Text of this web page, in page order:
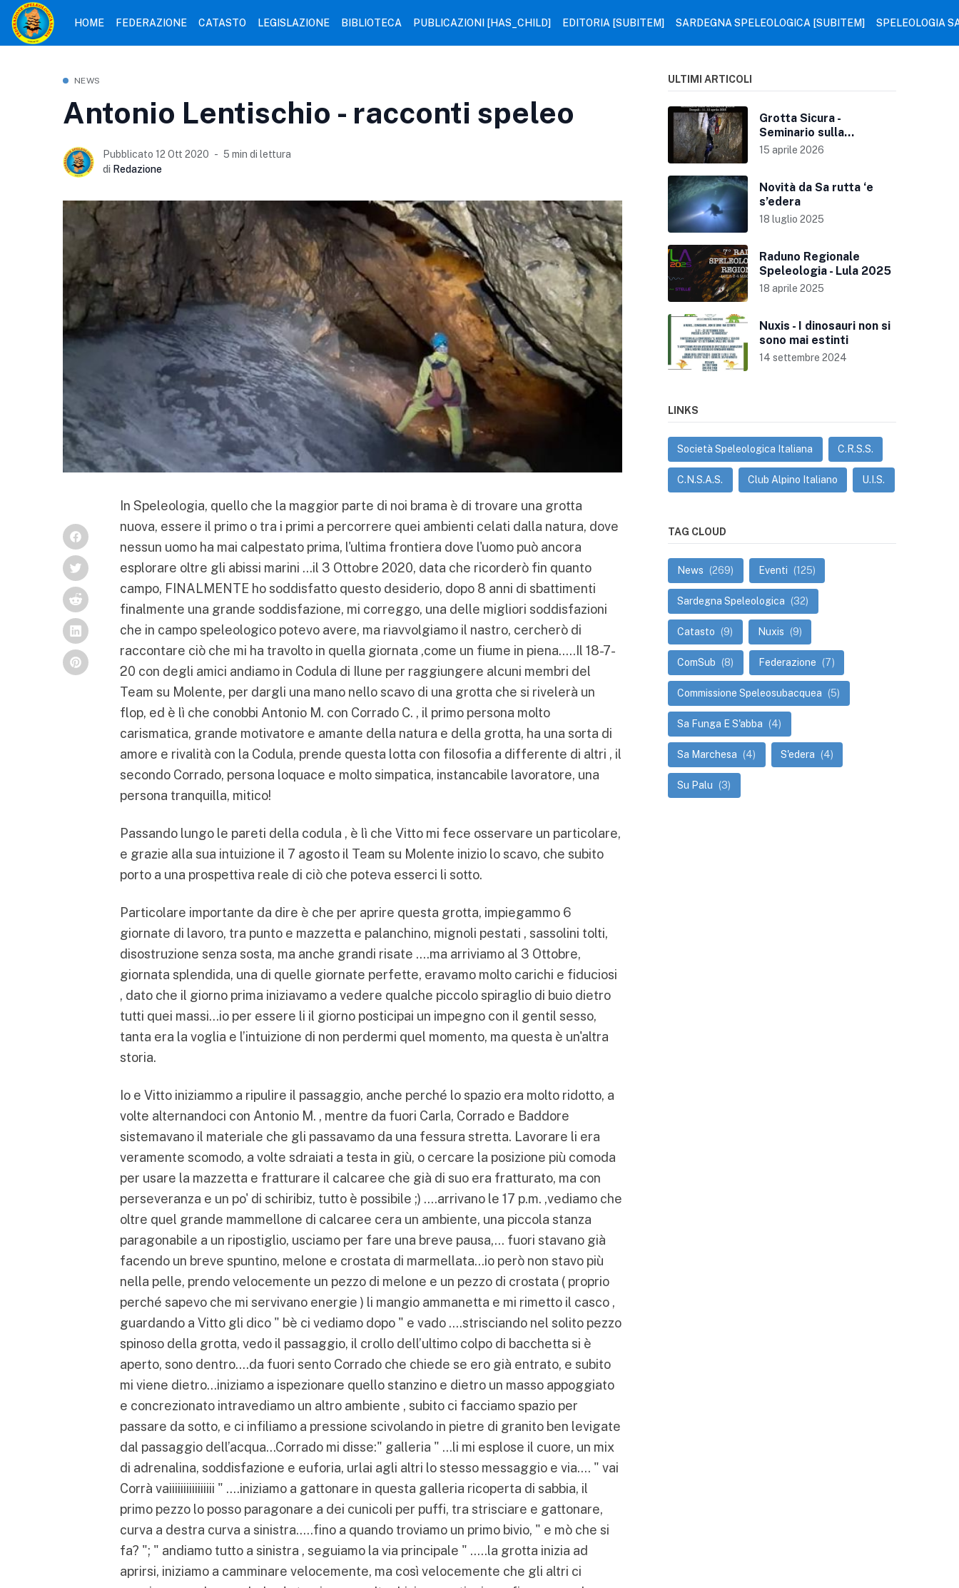
HOME FEDERAZIONE CATASTO LEGISLAZIONE BIBLIOTECA PUBLICAZIONI [HAS_CHILD] EDITORIA [SUBITEM] SARDEGNA SPELEOLOGICA [SUBITEM] SPELEOLOGIA
NEWS
Antonio Lentischio - racconti speleo
Pubblicato 12 Ott 2020
5 min di lettura
di Redazione
In Speleologia, quello che la maggior parte di noi brama è di trovare una grotta
nuova, essere il primo o tra i primi a percorrere quei ambienti celati dalla natura, dove
nessun uomo ha mai calpestato prima, l'ultima frontiera dove l'uomo può ancora
esplorare oltre gli abissi marini …il 3 Ottobre 2020, data che ricorderò fin quanto
campo, FINALMENTE ho soddisfatto questo desiderio, dopo 8 anni di sbattimenti
finalmente una grande soddisfazione, mi correggo, una delle migliori soddisfazioni
che in campo speleologico potevo avere, ma riavvolgiamo il nastro, cercherò di
raccontare ciò che mi ha travolto in quella giornata ,come un fiume in piena…..Il 18-7-
20 con degli amici andiamo in Codula di Ilune per raggiungere alcuni membri del
Team su Molente, per dargli una mano nello scavo di una grotta che si rivelerà un
flop, ed è lì che conobbi Antonio M. con Corrado C. , il primo persona molto
carismatica, grande motivatore e amante della natura e della grotta, ha una sorta di
amore e rivalità con la Codula, prende questa lotta con filosofia a differente di altri , il
secondo Corrado, persona loquace e molto simpatica, instancabile lavoratore, una
persona tranquilla, mitico!
Passando lungo le pareti della codula , è lì che Vitto mi fece osservare un particolare,
e grazie alla sua intuizione il 7 agosto il Team su Molente inizio lo scavo, che subito
porto a una prospettiva reale di ciò che poteva esserci li sotto.
Particolare importante da dire è che per aprire questa grotta, impiegammo 6
giornate di lavoro, tra punto e mazzetta e palanchino, mignoli pestati , sassolini tolti,
disostruzione senza sosta, ma anche grandi risate ….ma arriviamo al 3 Ottobre,
giornata splendida, una di quelle giornate perfette, eravamo molto carichi e fiduciosi
, dato che il giorno prima iniziavamo a vedere qualche piccolo spiraglio di buio dietro
tutti quei massi…io per essere li il giorno posticipai un impegno con il gentil sesso,
tanta era la voglia e l’intuizione di non perdermi quel momento, ma questa è un'altra
storia.
Io e Vitto iniziammo a ripulire il passaggio, anche perché lo spazio era molto ridotto, a
volte alternandoci con Antonio M. , mentre da fuori Carla, Corrado e Baddore
sistemavano il materiale che gli passavamo da una fessura stretta. Lavorare li era
veramente scomodo, a volte sdraiati a testa in giù, o cercare la posizione più comoda
per usare la mazzetta e fratturare il calcaree che già di suo era fratturato, ma con
perseveranza e un po' di schiribiz, tutto è possibile ;) ….arrivano le 17 p.m. ,vediamo che
oltre quel grande mammellone di calcaree cera un ambiente, una piccola stanza
paragonabile a un ripostiglio, usciamo per fare una breve pausa,… fuori stavano già
facendo un breve spuntino, melone e crostata di marmellata…io però non stavo più
nella pelle, prendo velocemente un pezzo di melone e un pezzo di crostata ( proprio
perché sapevo che mi servivano energie ) li mangio ammanetta e mi rimetto il casco ,
guardando a Vitto gli dico " bè ci vediamo dopo " e vado ….strisciando nel solito pezzo
spinoso della grotta, vedo il passaggio, il crollo dell’ultimo colpo di bacchetta si è
aperto, sono dentro….da fuori sento Corrado che chiede se ero già entrato, e subito
mi viene dietro…iniziamo a ispezionare quello stanzino e dietro un masso appoggiato
e concrezionato intravediamo un altro ambiente , subito ci facciamo spazio per
passare da sotto, e ci infiliamo a pressione scivolando in pietre di granito ben levigate
dal passaggio dell’acqua…Corrado mi disse:" galleria " …li mi esplose il cuore, un mix
di adrenalina, soddisfazione e euforia, urlai agli altri lo stesso messaggio e via…. " vai
Corrà vaiiiiiiiiiiiiiiii " ….iniziamo a gattonare in questa galleria ricoperta di sabbia, il
primo pezzo lo posso paragonare a dei cunicoli per puffi, tra strisciare e gattonare,
curva a destra curva a sinistra…..fino a quando troviamo un primo bivio, " e mò che si
fa? "; " andiamo tutto a sinistra , seguiamo la via principale " …..la grotta inizia ad
aprirsi, iniziamo a camminare velocemente, ma così velocemente che gli altri ci
ULTIMI ARTICOLI
Grotta Sicura -
Seminario sulla
sicurezza in grotta
15 aprile 2026
Novità da Sa rutta ‘e
s’edera
18 luglio 2025
Raduno Regionale
Speleologia - Lula 2025
18 aprile 2025
Nuxis - I dinosauri non si
sono mai estinti
14 settembre 2024
LINKS
Società Speleologica Italiana C.R.S.S.
C.N.S.A.S. Club Alpino Italiano U.I.S.
TAG CLOUD
News (269) Eventi (125)
Sardegna Speleologica (32)
Catasto (9) Nuxis (9)
ComSub (8) Federazione (7)
Commissione Speleosubacquea (5)
Sa Funga E S'abba (4)
Sa Marchesa (4) S'edera (4)
Su Palu (3)